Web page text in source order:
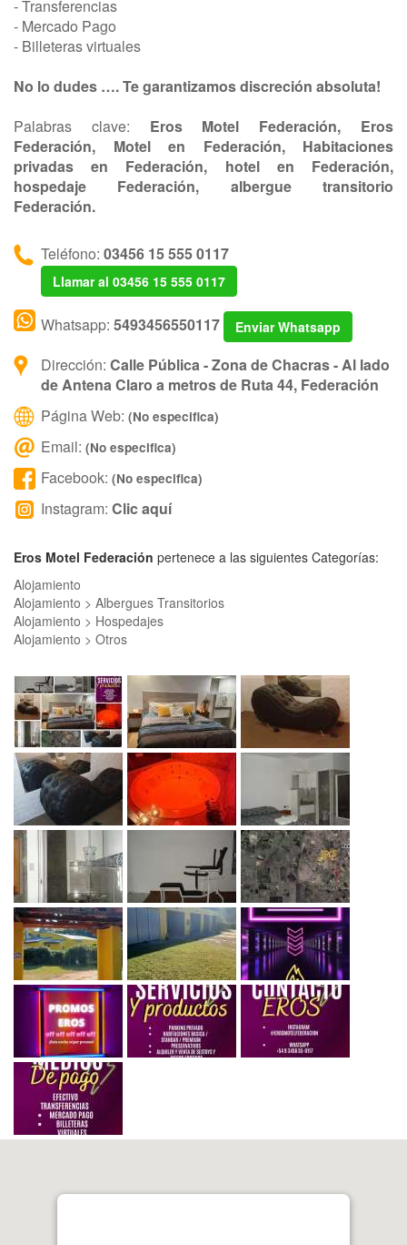
- Transferencias
- Mercado Pago
- Billeteras virtuales
No lo dudes …. Te garantizamos discreción absoluta!
Palabras clave: Eros Motel Federación, Eros
Federación, Motel en Federación, Habitaciones
privadas en Federación, hotel en Federación,
hospedaje Federación, albergue transitorio
Federación.
Teléfono: 03456 15 555 0117
Llamar al 03456 15 555 0117
Whatsapp: 5493456550117 Enviar Whatsapp
Dirección: Calle Pública - Zona de Chacras - Al lado
de Antena Claro a metros de Ruta 44, Federación
Página Web: (No especifica)
Email: (No especifica)
Facebook: (No especifica)
Instagram: Clic aquí
Eros Motel Federación pertenece a las siguientes Categorías:
Alojamiento
Alojamiento > Albergues Transitorios
Alojamiento > Hospedajes
Alojamiento > Otros